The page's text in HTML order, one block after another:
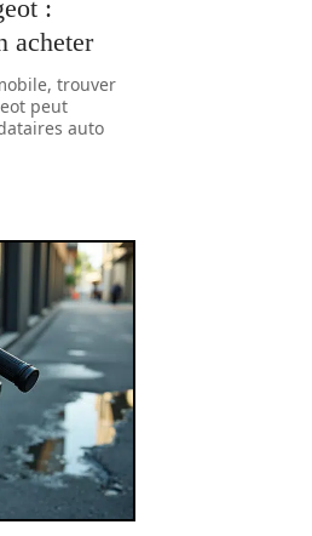
:
acheter
trouver
peut
auto